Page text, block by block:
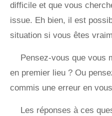
difficile et que vous
issue. Eh bien, il est
situation si vous êtes
Pensez-vous que vous
en premier lieu ? Ou
commis une erreur en
Les réponses à ces